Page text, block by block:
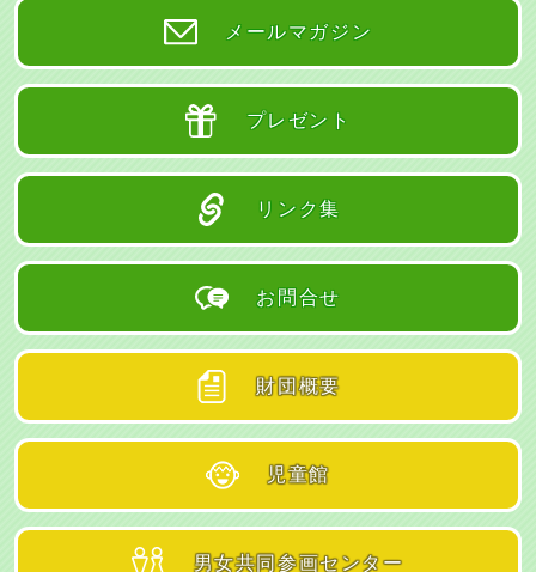
メールマガジン
プレゼント
リンク集
お問合せ
財団概要
児童館
男女共同参画センター